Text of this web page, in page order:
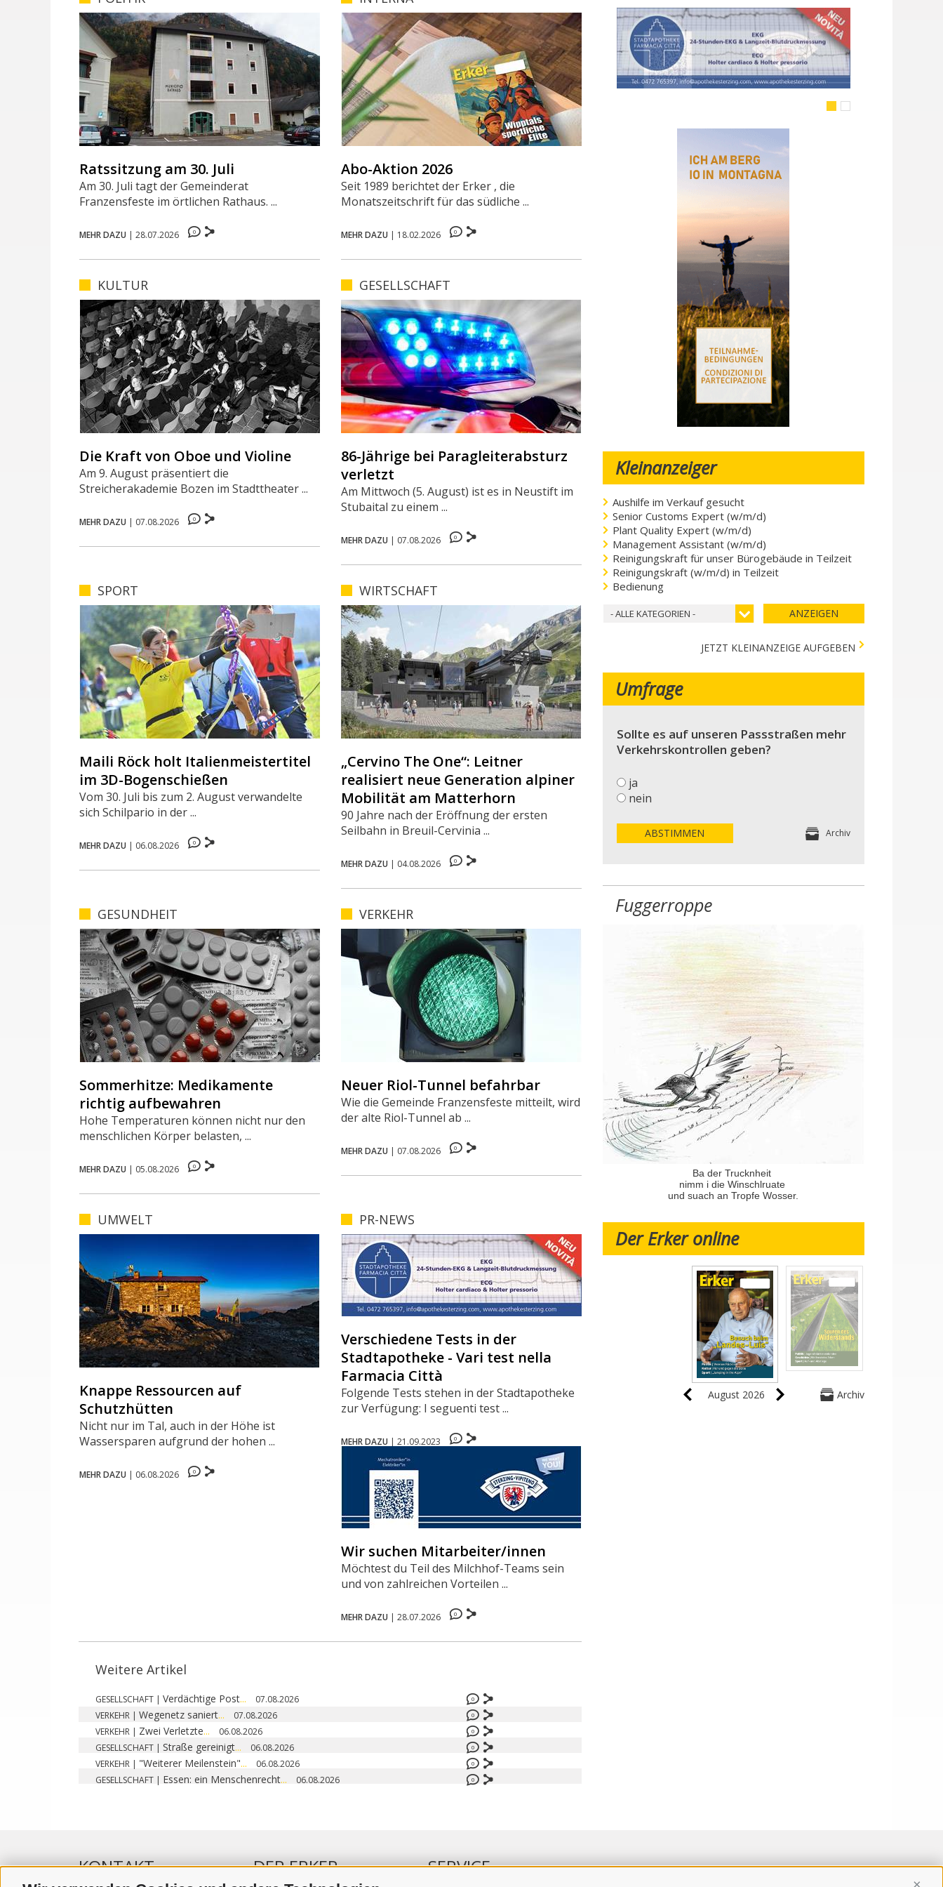
Ratssitzung am 30. Juli
Am 30. Juli tagt der Gemeinderat
Franzensfeste im örtlichen Rathaus. ...
MEHR DAZU |28.07.2026 0
Abo-Aktion 2026
Seit 1989 berichtet der Erker , die
Monatszeitschrift für das südliche ...
MEHR DAZU | 18.02.2026 0
KULTUR
Die Kraft von Oboe und Violine
Am 9. August präsentiert die
Streicherakademie Bozen im Stadttheater ...
MEHR DAZU | 07.08.2026 0
GESELLSCHAFT
86-Jährige bei Paragleiterabsturz
verletzt
Am Mittwoch (5. August) ist es in Neustift im
Stubaital zu einem ...
MEHR DAZU | 07.08.2026 0
SPORT
Maili Röck holt Italienmeistertitel
im 3D-Bogenschießen
Vom 30. Juli bis zum 2. August verwandelte
sich Schilpario in der ...
MEHR DAZU | 06.08.2026 0
WIRTSCHAFT
„Cervino The One“: Leitner
realisiert neue Generation alpiner
Mobilität am Matterhorn
90 Jahre nach der Eröffnung der ersten
Seilbahn in Breuil-Cervinia ...
MEHR DAZU | 04.08.2026 0
GESUNDHEIT
Sommerhitze: Medikamente
richtig aufbewahren
Hohe Temperaturen können nicht nur den
menschlichen Körper belasten, ...
MEHR DAZU | 05.08.2026 0
VERKEHR
Neuer Riol-Tunnel befahrbar
Wie die Gemeinde Franzensfeste mitteilt, wird
der alte Riol-Tunnel ab ...
MEHR DAZU | 07.08.2026 0
UMWELT
Knappe Ressourcen auf
Schutzhütten
Nicht nur im Tal, auch in der Höhe ist
Wassersparen aufgrund der hohen ...
MEHR DAZU | 06.08.2026 0
PR-NEWS
Verschiedene Tests in der
Stadtapotheke - Vari test nella
Farmacia Città
Folgende Tests stehen in der Stadtapotheke
zur Verfügung: I seguenti test ...
MEHR DAZU | 21.09.2023 0
Wir suchen Mitarbeiter/innen
Möchtest du Teil des Milchhof-Teams sein
und von zahlreichen Vorteilen ...
MEHR DAZU | 28.07.2026 0
Weitere Artikel
GESELLSCHAFT | Verdächtige Post... 07.08.2026 0
VERKEHR | Wegenetz saniert... 07.08.2026 0
VERKEHR | Zwei Verletzte... 06.08.2026 0
GESELLSCHAFT | Straße gereinigt... 06.08.2026 0
VERKEHR | "Weiterer Meilenstein"... 06.08.2026 0
GESELLSCHAFT | Essen: ein Menschenrecht... 06.08.2026 0
Kleinanzeiger
Aushilfe im Verkauf gesucht
Senior Customs Expert (w/m/d)
Plant Quality Expert (w/m/d)
Management Assistant (w/m/d)
Reinigungskraft für unser Bürogebäude in Teilzeit
Reinigungskraft (w/m/d) in Teilzeit
Bedienung
- ALLE KATEGORIEN - ANZEIGEN
JETZT KLEINANZEIGE AUFGEBEN
Umfrage
Sollte es auf unseren Passstraßen mehr
Verkehrskontrollen geben?
ja
nein
ABSTIMMEN Archiv
Fuggerroppe
Ba der Trucknheit
nimm i die Winschlruate
und suach an Tropfe Wosser.
Der Erker online
August 2026 Archiv
KONTAKT DER ERKER SERVICE